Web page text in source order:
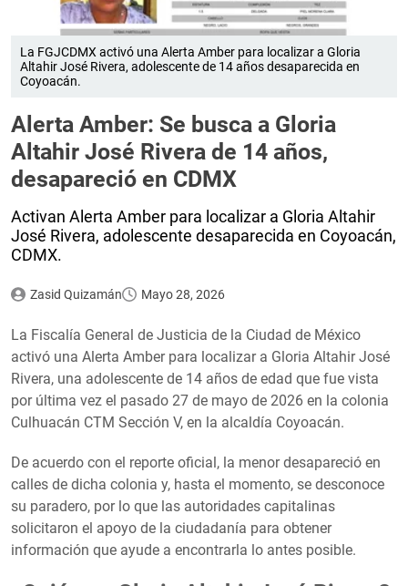
La FGJCDMX activó una Alerta Amber para localizar a Gloria
Altahir José Rivera, adolescente de 14 años desaparecida en
Coyoacán.
Alerta Amber: Se busca a Gloria
Altahir José Rivera de 14 años,
desapareció en CDMX
Activan Alerta Amber para localizar a Gloria Altahir
José Rivera, adolescente desaparecida en Coyoacán,
CDMX.
Zasid Quizamán Mayo 28, 2026
La Fiscalía General de Justicia de la Ciudad de México
activó una Alerta Amber para localizar a Gloria Altahir José
Rivera, una adolescente de 14 años de edad que fue vista
por última vez el pasado 27 de mayo de 2026 en la colonia
Culhuacán CTM Sección V, en la alcaldía Coyoacán.
De acuerdo con el reporte oficial, la menor desapareció en
calles de dicha colonia y, hasta el momento, se desconoce
su paradero, por lo que las autoridades capitalinas
solicitaron el apoyo de la ciudadanía para obtener
información que ayude a encontrarla lo antes posible.